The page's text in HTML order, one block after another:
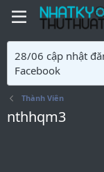
28/06 cập nhật
Facebook
Thành Viên
nthhqm3